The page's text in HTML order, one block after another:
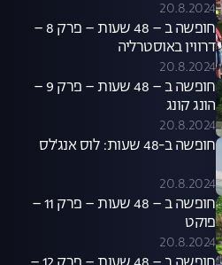
20.8.2024
חופשה ב – 48 שעות – פרק 8 –
דרווין באוסטרליה
20.8.2024
חופשה ב – 48 שעות – פרק 9 –
הונג קונג
20.8.2024
חופשה ב-48 שעות: לוס אנג'לס
20.8.2024
חופשה ב – 48 שעות – פרק 11 –
פוקט
20.8.2024